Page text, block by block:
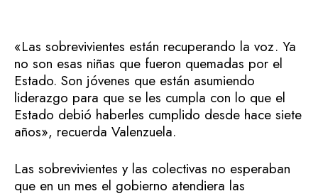
«Las sobrevivientes están recuperando la voz. Ya
no son esas niñas que fueron quemadas por el
Estado. Son jóvenes que están asumiendo
liderazgo para que se les cumpla con lo que el
Estado debió haberles cumplido desde hace siete
años», recuerda Valenzuela.
Las sobrevivientes y las colectivas no esperaban
que en un mes el gobierno atendiera las